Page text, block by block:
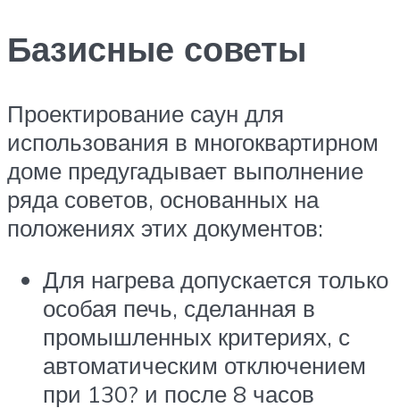
Базисные советы
Проектирование саун для
использования в многоквартирном
доме предугадывает выполнение
ряда советов, основанных на
положениях этих документов:
Для нагрева допускается только
особая печь, сделанная в
промышленных критериях, с
автоматическим отключением
при 130? и после 8 часов